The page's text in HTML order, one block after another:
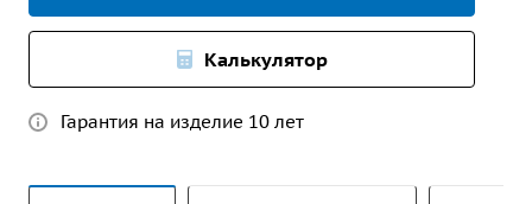
Калькулятор
Гарантия на изделие 10 лет